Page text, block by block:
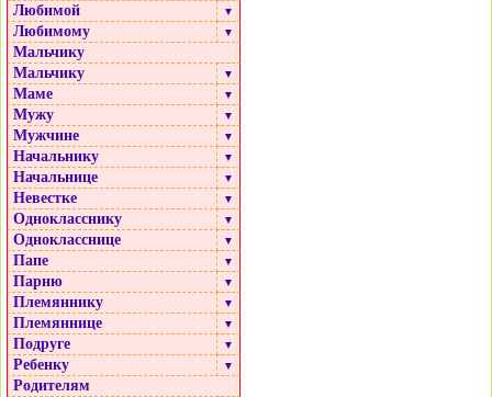
Любимой ▼
Любимому ▼
Мальчику
Мальчику
▼
Маме ▼
Мужу ▼
Мужчине ▼
Начальнику ▼
Начальнице ▼
Невестке ▼
Однокласснику ▼
Однокласснице ▼
Папе ▼
Парню ▼
Племяннику ▼
Племяннице ▼
Подруге ▼
Ребенку ▼
Родителям